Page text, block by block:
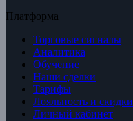
Платформа
Торговые сигналы
Аналитика
Обучение
Наши сделки
Тарифы
Лояльность и скидки
Личный кабинет